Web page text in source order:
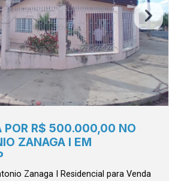
POR R$ 500.000,00 NO
ZANAGA I EM
Zanaga I
Residencial para Venda